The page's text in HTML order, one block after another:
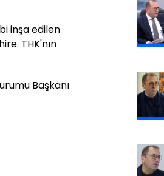
inşa edilen
THK'nın
Başkanı